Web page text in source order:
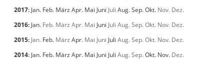
2017: Jan. Feb. März Apr. Mai Juni Juli Aug.Sep.Okt. Nov. Dez.
2016: Jan. Feb. März Apr. Mai Juni Juli Aug.Sep.Okt. Nov. Dez.
2015: Jan. Feb. März Apr. Mai Juni Juli Aug.Sep.Okt. Nov. Dez.
2014: Jan. Feb. März Apr. Mai Juni Juli Aug.Sep.Okt. Nov. Dez.